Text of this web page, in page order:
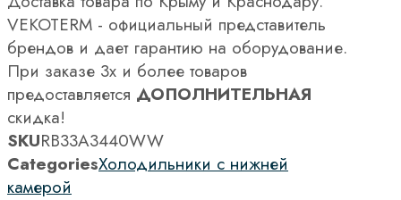
VEKOTERM - официальный представитель
брендов и дает гарантию на оборудование.
При заказе 3х и более товаров
предоставляется ДОПОЛНИТЕЛЬНАЯ
скидка!
SKURB33A3440WW
CategoriesХолодильники с нижней
камерой